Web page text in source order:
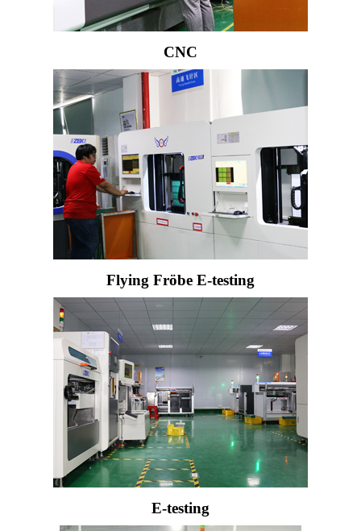
CNC
Flying Fröbe E-testing
E-testing